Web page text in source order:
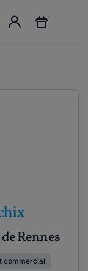
Rennes
commercial